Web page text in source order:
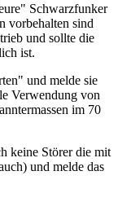
Schwarzfunker
vorbehalten sind
und sollte die
ist.
und melde sie
Verwendung von
im 70
keine Störer die mit
und melde das